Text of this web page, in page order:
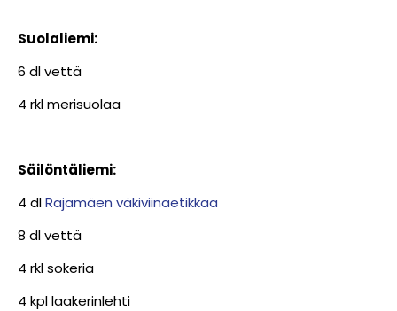
Suolaliemi:
6 dl vettä
4 rkl merisuolaa
Säilöntäliemi:
4 dlRajamäen väkiviinaetikkaa
8 dl vettä
4 rkl sokeria
4 kpl laakerinlehti